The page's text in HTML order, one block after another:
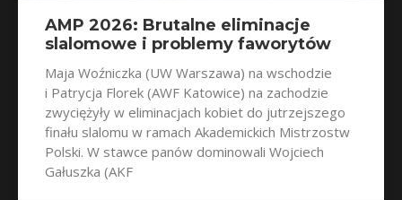
AMP 2026: Brutalne eliminacje
slalomowe i problemy faworytów
Maja Woźniczka (UW Warszawa) na wschodzie
i Patrycja Florek (AWF Katowice) na zachodzie
zwyciężyły w eliminacjach kobiet do jutrzejszego
finału slalomu w ramach Akademickich Mistrzostw
Polski. W stawce panów dominowali Wojciech
Gałuszka (AKF